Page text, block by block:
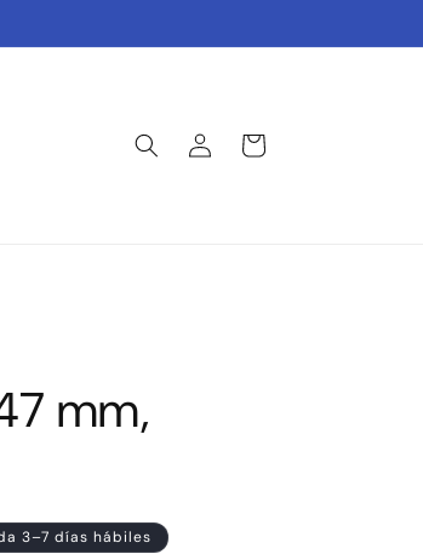
Iniciar
sesión
Carrito
mm,
3–7 días hábiles